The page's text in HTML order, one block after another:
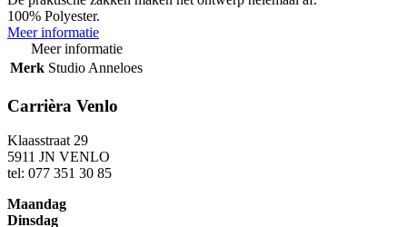
100% Polyester.
Meer informatie
Meer informatie
Merk Studio Anneloes
Carrièra Venlo
Klaasstraat 29
5911 JN VENLO
tel: 077 351 30 85
Maandag
Dinsdag